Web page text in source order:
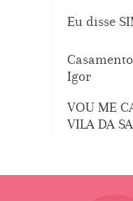
Eu disse
Igor
VOU ME
VILA DA